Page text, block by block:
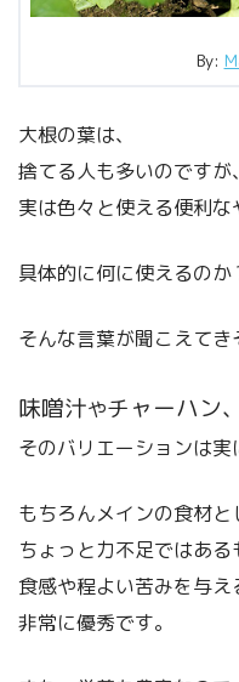
By:
大根の葉は、
捨てる人も多いのですが、
実は色々と使える便利な
具体的に何に使えるのか
そんな言葉が聞こえてき
味噌汁やチャーハン
そのバリエーションは実
もちろんメインの食材と
ちょっと力不足ではある
食感や程よい苦みを与え
非常に優秀です。